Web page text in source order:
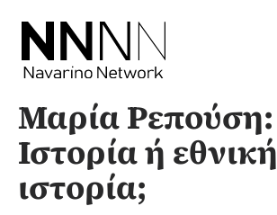
content
Μαρία Ρεπούση:
Ιστορία ή εθνική
ιστορία;